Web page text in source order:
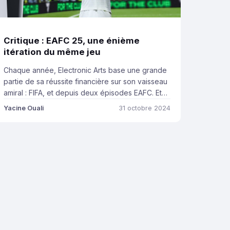
Critique : EAFC 25, une énième
itération du même jeu
Chaque année, Electronic Arts base une grande
partie de sa réussite financière sur son vaisseau
amiral : FIFA, et depuis deux épisodes EAFC. Et
systématiquement, l’essai est transformé, le jeu
Yacine Ouali 31 octobre 2024